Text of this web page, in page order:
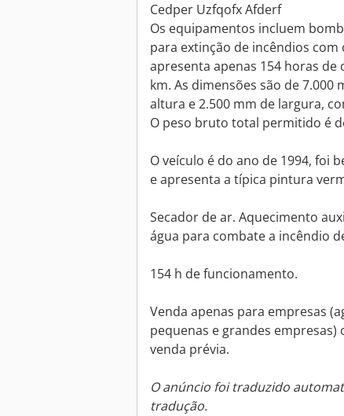
Cedper Uzfqofx Afderf
Os equipamentos incluem
para extinção de incêndios com
apresenta apenas 154 horas
km. As dimensões são de
altura e 2.500 mm de largura,
O peso bruto total permitido é
O veículo é do ano de 1994,
e apresenta a típica pintura
Secador de ar. Aquecimento
água para combate a incêndio
154 h de funcionamento.
Venda apenas para empresas
pequenas e grandes
venda prévia.
O anúncio foi traduzido
tradução.